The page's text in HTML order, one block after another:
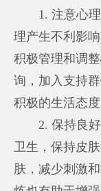
1. 注意心理
理产生不利影
积极管理和调
询，加入支持
积极的生活态度
2. 保持良好
卫生，保持皮
肤，减少刺激